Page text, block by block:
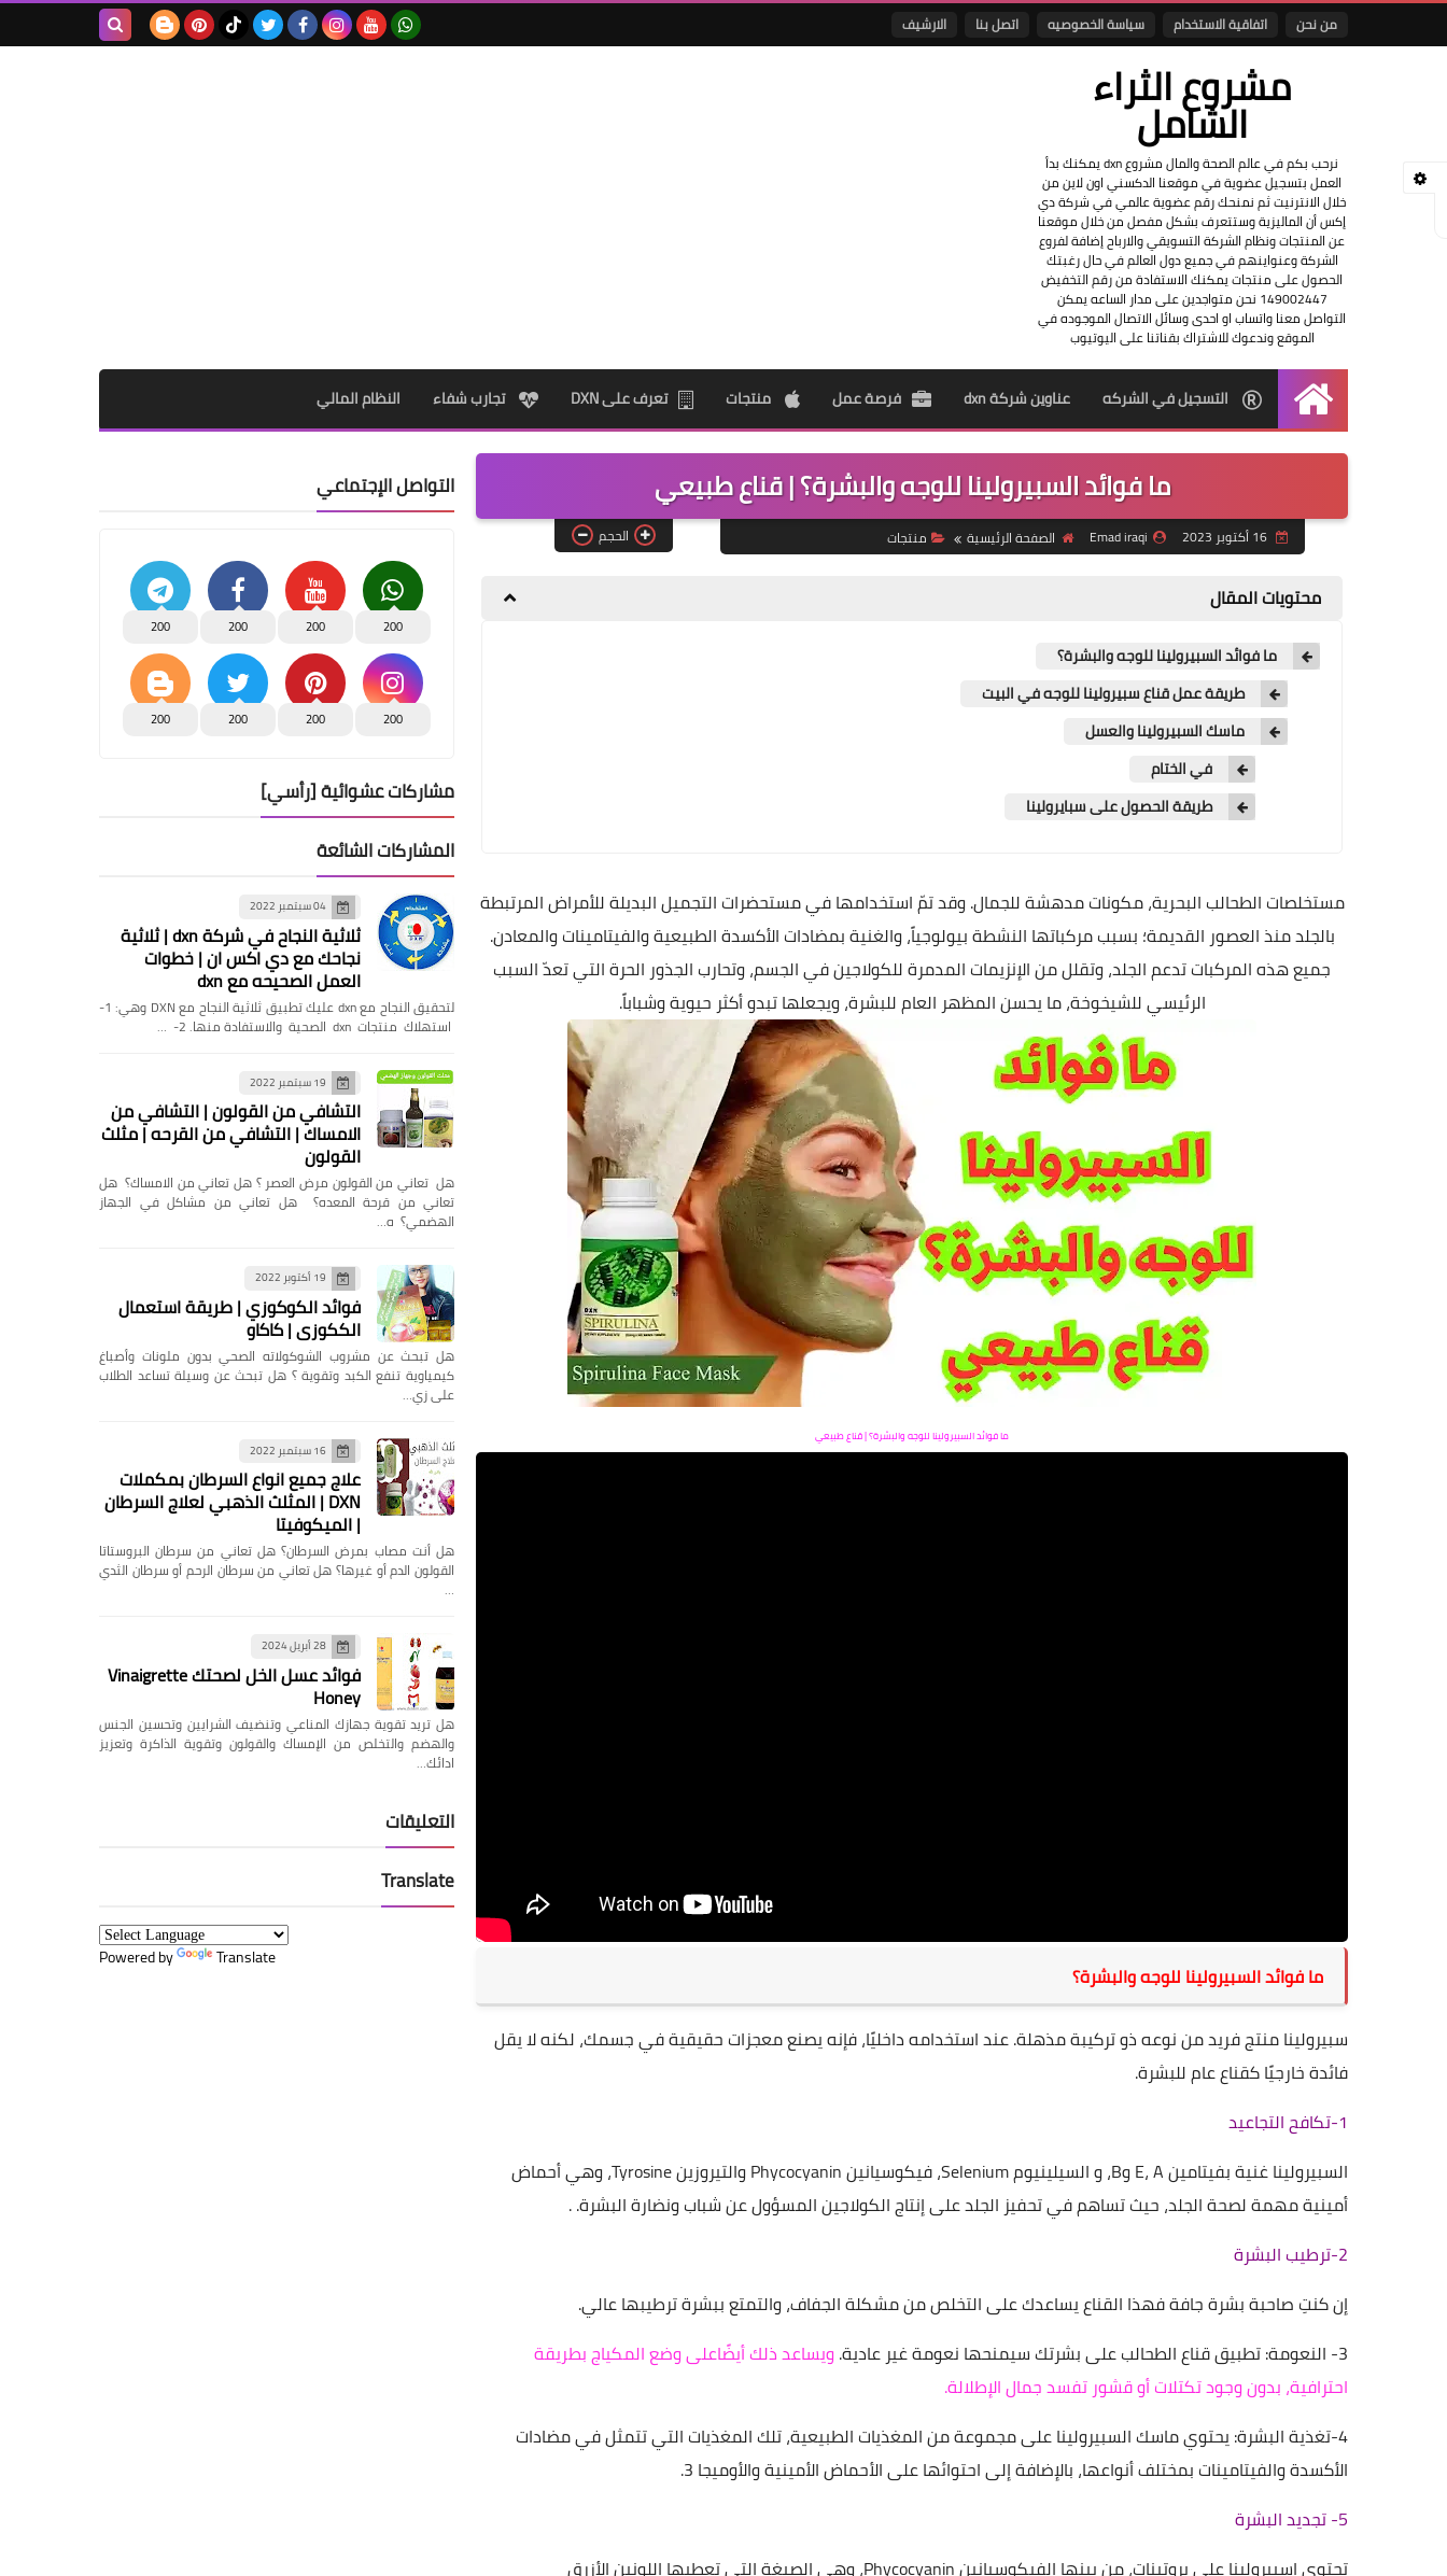
من نحن اتفاقية الاستخدام سياسة الخصوصيه اتصل بنا الارشيف
مشروع الثراء
الشامل
نرحب بكم في عالم الصحة والمال مشروع dxn يمكنك بدأ
العمل بتسجيل عضوية في موقعنا الدكسني اون لاين من
خلال الانترنيت ثم نمنحك رقم عضوية عالمي في شركة دي
إكس أن الماليزية وستتعرف بشكل مفصل من خلال موقعنا
عن المنتجات ونظام الشركة التسويقي والارباح إضافة لفروع
الشركة وعنواينهم في جميع دول العالم في حال رغبتك
الحصول على منتجات يمكنك الاستفادة من رقم التخفيض
149002447 نحن متواجدين على مدار الساعه يمكن
التواصل معنا واتساب او احدى وسائل الاتصال الموجوده في
الموقع وندعوك للاشتراك بقناتنا على اليوتيوب
الرئيسيةالتسجيل في الشركه عناوين شركة dxn فرصة عمل منتجات تعرف على DXN تجارب شفاء النظام المالي
ما فوائد السبيرولينا للوجه والبشرة؟ | قناع طبيعي
16 أكتوبر 2023 Emad iraqi الصفحة الرئيسية منتجات الحجم
محتويات المقال
ما فوائد السبيرولينا للوجه والبشرة؟
طريقة عمل قناع سبيرولينا للوجه في البيت
ماسك السبيرولينا والعسل
في الختام
طريقة الحصول على سبايرولينا
مستخلصات الطحالب البحرية، مكونات مدهشة للجمال. وقد تمّ استخدامها في مستحضرات التجميل البديلة للأمراض المرتبطة
بالجلد منذ العصور القديمة؛ بسبب مركباتها النشطة بيولوجياً، والغنية بمضادات الأكسدة الطبيعية والفيتامينات والمعادن.
جميع هذه المركبات تدعم الجلد، وتقلل من الإنزيمات المدمرة للكولاجين في الجسم، وتحارب الجذور الحرة التي تعدّ السبب
الرئيسي للشيخوخة، ما يحسن المظهر العام للبشرة، ويجعلها تبدو أكثر حيوية وشباباً.
ما فوائد السبيرولينا للوجه والبشرة؟ | قناع طبيعي
ما فوائد السبيرولينا للوجه والبشرة؟
سبيرولينا منتج فريد من نوعه ذو تركيبة مذهلة. عند استخدامه داخليًا، فإنه يصنع معجزات حقيقية في جسمك، لكنه لا يقل
فائدة خارجيًا كقناع عام للبشرة.
1-تكافح التجاعيد
السبيرولينا غنية بفيتامين E، A وB، و السيلينيوم Selenium، فيكوسيانين Phycocyanin والتيروزين Tyrosine، وهي أحماض
أمينية مهمة لصحة الجلد، حيث تساهم في تحفيز الجلد على إنتاج الكولاجين المسؤول عن شباب ونضارة البشرة. .
إن كنتِ صاحبة بشرة جافة فهذا القناع يساعدك على التخلص من مشكلة الجفاف، والتمتع ببشرة ترطيبها عالي.
3- النعومة: تطبيق قناع الطحالب على بشرتك سيمنحها نعومة غير عادية.
ويساعد ذلك أيضًاعلى وضع المكياج بطريقة
احترافية، بدون وجود تكتلات أو قشور تفسد جمال الإطلالة.
4-تغذية البشرة: يحتوي ماسك السبيرولينا على مجموعة من المغذيات الطبيعية، تلك المغذيات التي تتمثل في مضادات
الأكسدة والفيتامينات بمختلف أنواعها، بالإضافة إلى احتوائها على الأحماض الأمينية والأوميجا 3.
5- تجديد البشرة
تحتوى اسبيرولينا على بروتينات، من بينها الفيكوسيانين Phycocyanin، وهي الصبغة التي تعطيها اللونين الأزرق
التواصل الإجتماعي
200
200
200
200
200
200
200
200
مشاركات عشوائية [رأسي]
المشاركات الشائعة
04 سبتمبر 2022
ثلاثية النجاح في شركة dxn | ثلاثية
نجاحك مع دي اكس ان | خطوات
العمل الصحيحه مع dxn
لتحقيق النجاح مع dxn عليك تطبيق ثلاثية النجاح مع DXN وهي: 1-
استهلاك منتجات dxn الصحية والاستفادة منها. 2- …
19 سبتمبر 2022
التشافي من القولون | التشافي من
الامساك | التشافي من القرحه | مثلث
القولون
هل تعاني من القولون مرض العصر ؟ هل تعاني من الامساك؟ هل
تعاني من قرحة المعده؟ هل تعاني من مشاكل في الجهاز
الهضمي؟ ه…
19 أكتوبر 2022
فوائد الكوكوزي | طريقة استعمال
الككوزي | كاكاو
هل تبحث عن مشروب الشوكولاته الصحي بدون ملونات وأصباغ
كيمياوية تنفع الكبد وتقوية ؟ هل تبحث عن وسيلة تساعد الطلاب
على زي…
16 سبتمبر 2022
علاج جميع انواع السرطان بمكملات
DXN | المثلث الذهبي لعلاج السرطان
| الميكوفيتا
هل ‏أنت مصاب بمرض السرطان؟ هل تعاني من سرطان البروستاتا
القولون الدم أو غيرها؟ ‏هل تعاني من سرطان الرحم أو سرطان الثدي
…
28 أبريل 2024
فوائد عسل الخل لصحتك Vinaigrette
Honey
هل تريد تقوية جهازك المناعي وتنضيف الشرايين وتحسين الجنس
والهضم والتخلص من الإمساك والقولون وتقوية الذاكرة وتعزيز
ادائك…
التعليقات
Translate
Powered by Translate